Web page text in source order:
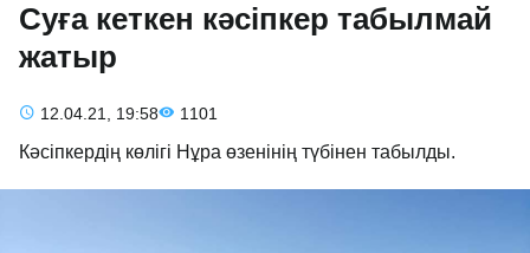
Суға кеткен кәсіпкер табылмай
жатыр
12.04.21, 19:58 1101
Кәсіпкердің көлігі Нұра өзенінің түбінен табылды.